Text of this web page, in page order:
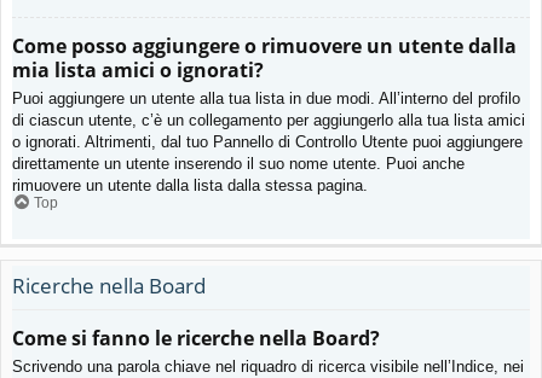
Come posso aggiungere o rimuovere un utente dalla
mia lista amici o ignorati?
Puoi aggiungere un utente alla tua lista in due modi. All’interno del profilo
di ciascun utente, c’è un collegamento per aggiungerlo alla tua lista amici
o ignorati. Altrimenti, dal tuo Pannello di Controllo Utente puoi aggiungere
direttamente un utente inserendo il suo nome utente. Puoi anche
rimuovere un utente dalla lista dalla stessa pagina.
Top
Ricerche nella Board
Come si fanno le ricerche nella Board?
Scrivendo una parola chiave nel riquadro di ricerca visibile nell’Indice, nei